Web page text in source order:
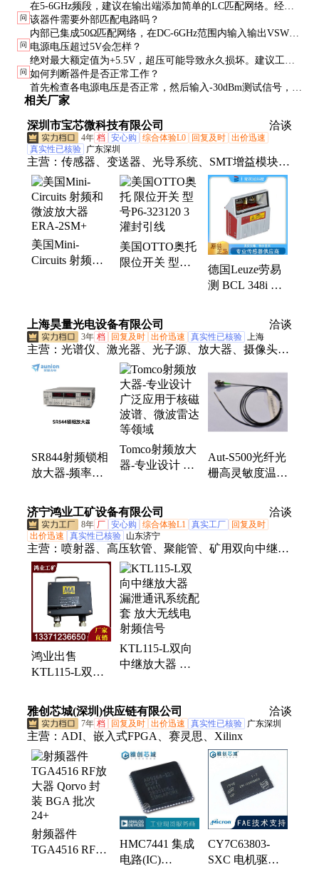
(约50ns)，数字控制更精确且可存储预设值。
在5-6GHz频段，建议在输出端添加简单的LC匹配网络。经验
表明，2.2nH电感和1pF电容组成的二阶网络可将平坦度改善至
±0.3dB内。同时确保PCB使用RO4350B等高频板材。
问 该器件需要外部匹配电路吗？
内部已集成50Ω匹配网络，在DC-6GHz范围内输入输出VSWR
通常小于1.5:1。但在极端频率或特殊阻抗需求时，可添加外部
匹配元件进一步优化性能。
问 电源电压超过5V会怎样？
绝对最大额定值为+5.5V，超压可能导致永久损坏。建议工作
电压不超过+5V，且在电源端添加稳压电路。实测显示，+5V
时性能最优，+3.3V时输出功率会降低约2dBm。
问 如何判断器件是否正常工作？
首先检查各电源电压是否正常，然后输入-30dBm测试信号，逐
步调节增益控制电压，观察输出信号变化是否连续平滑。典型
情况下，增益变化斜率应为约21.4dB/V(1.4V控制范围对应
30dB增益变化)。
相关厂家
深圳市宝芯微科技有限公司 洽谈
4年 档 安心购 综合体验L0 回复及时 出价迅速
真实性已核验 广东深圳
主营： 传感器、变送器、光导系统、SMT增益模块、
连接电缆
美国Mini-
Circuits 射频和
美国OTTO奥托
限位开关 型号
德国Leuze劳易
测 BCL 348i R1
描器 条码阅读
器 50116432
上海昊量光电设备有限公司 洽谈
3年 档 回复及时 出价迅速 真实性已核验 上海
主营： 光谱仪、激光器、光子源、放大器、摄像头、
测量仪、采集卡、单色仪、护目镜、传感器、扫描
镜、超稳腔、增强器、滤光片、成像仪、功率计、光
纤束、示波器、鉴相器、探测器、磁强计、相位计、
照度计、检测仪、激光管
SR844射频锁相
放大器-频率范
200 MHz
Tomco射频放大
器-专业设计 广
领域
Aut-S500光纤光
栅高灵敏度温度
济宁鸿业工矿设备有限公司 洽谈
8年 厂 安心购 综合体验L1 真实工厂
回复及时
出价迅速
真实性已核验 山东济宁
主营： 喷射器、高压软管、聚能管、矿用双向中继放
大器、船用风机、速凝剂、气浮搬运车、螺旋千斤
顶、手拉葫芦、牵引绞索、道口栏木机、矿用风门、
树篦子、临时支护、叉车吊、皮带硫化机、链轮组
件、矿用密闭门、电动卷扬机、翻车机、拆缸机、洗
靴机、电动搬运坦克车、矿车轮对、搬运气垫、裤管
风机
鸿业出售
KTL115-L双向
大无线电射频信
号 性能稳定
KTL115-L双向
中继放大器 漏
信号
雅创芯城(深圳)供应链有限公司 洽谈
7年 档 回复及时 出价迅速 真实性已核验 广东深圳
主营： ADI、嵌入式FPGA、赛灵思、Xilinx
射频器件
TGA4516 RF放
HMC7441 集成
电路(IC)
CY7C63803-
SXC 电机驱动